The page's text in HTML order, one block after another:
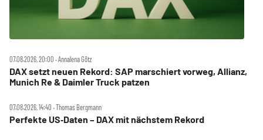
07.08.2026, 20:00 ‧ Annalena Götz
DAX setzt neuen Rekord: SAP marschiert vorweg, Allianz,
Munich Re & Daimler Truck patzen
07.08.2026, 14:40 ‧ Thomas Bergmann
Perfekte US‑Daten – DAX mit nächstem Rekord